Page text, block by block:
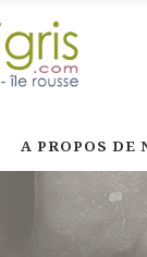
A PROPOS DE